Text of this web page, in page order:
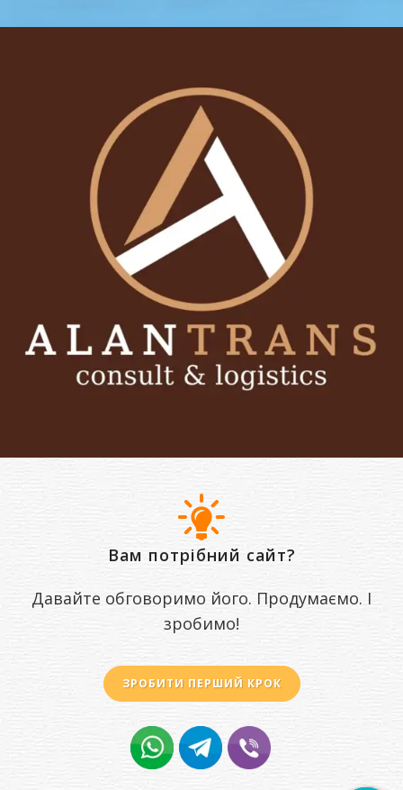
Вам потрібний сайт?
Давайте обговоримо його. Продумаємо. І
зробимо!
ЗРОБИТИ ПЕРШИЙ КРОК